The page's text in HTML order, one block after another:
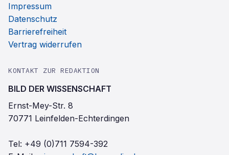
Impressum
Datenschutz
Barrierefreiheit
Vertrag widerrufen
KONTAKT ZUR REDAKTION
BILD DER WISSENSCHAFT
Ernst-Mey-Str. 8
70771 Leinfelden-Echterdingen
Tel: +49 (0)711 7594-392